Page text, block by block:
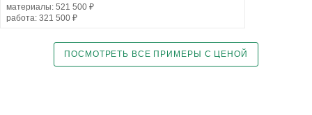
материалы: 521 500 ₽
работа: 321 500 ₽
ПОСМОТРЕТЬ ВСЕ ПРИМЕРЫ С ЦЕНОЙ